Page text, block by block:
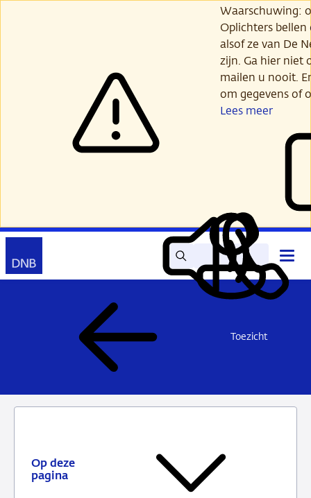
Waarschuwing:
Oplichters
alsof ze van De
zijn. Ga hier niet
mailen u nooit.
om gegevens of
Lees meer
Zoek Lees
voor
Mijn
DNB
Contact
Toezicht
Op deze
pagina